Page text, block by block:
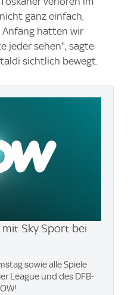
ganz einfach,
Anfang hatten wir
jeder sehen", sagte
sichtlich bewegt.
Sky Sport bei
sowie alle Spiele
League und des DFB-